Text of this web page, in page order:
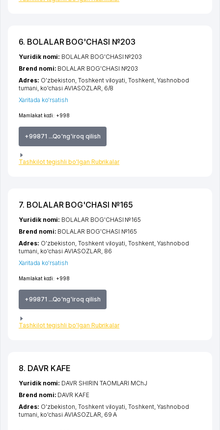
6. BOLALAR BOG'CHASI №203
Mamlakat kodi: +998
+99871 ...Qo'ng'iroq qilish
Tashkilot tegishli bo'lgan Rubrikalar
Yuridik nomi: BOLALAR BOG'CHASI №203
Brend nomi: BOLALAR BOG'CHASI №203
Adres: O'zbekiston,Toshkent viloyati,Toshkent, Yashnobod
tumani, ko'chasi AVIASOZLAR, 6/8
Xaritada ko'rsatish
7. BOLALAR BOG'CHASI №165
Mamlakat kodi: +998
+99871 ...Qo'ng'iroq qilish
Tashkilot tegishli bo'lgan Rubrikalar
Yuridik nomi: BOLALAR BOG'CHASI №165
Brend nomi: BOLALAR BOG'CHASI №165
Adres: O'zbekiston,Toshkent viloyati,Toshkent, Yashnobod
tumani, ko'chasi AVIASOZLAR, 86
Xaritada ko'rsatish
8. DAVR KAFE
Yuridik nomi: DAVR SHIRIN TAOMLARI MChJ
Brend nomi: DAVR KAFE
Adres: O'zbekiston,Toshkent viloyati ,Toshkent, Yashnobod
tumani ko'chasi AVIASOZLAR , 69 A